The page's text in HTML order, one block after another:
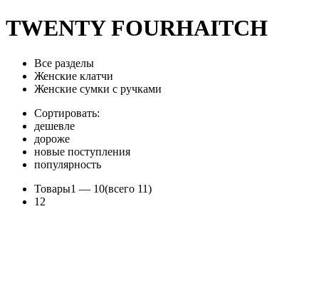
TWENTY FOURHAITCH
Все разделы
Женские клатчи
Женские сумки с ручками
Сортировать:
дешевле
дороже
новые поступления
популярность
Товары1 — 10(всего 11)
1 2